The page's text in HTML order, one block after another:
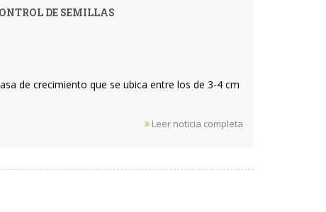
DE SEMILLAS
de crecimiento que se ubica entre los de 3-4 cm
Leer noticia completa